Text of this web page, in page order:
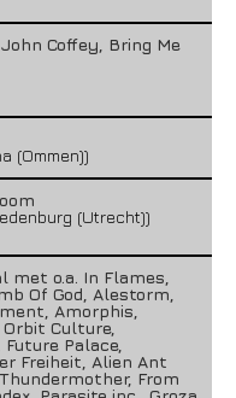
Coffey, Bring Me
(Ommen))
(Utrecht))
met o.a. In Flames,
Of God, Alestorm,
Amorphis,
Culture,
Palace,
Freiheit, Alien Ant
From